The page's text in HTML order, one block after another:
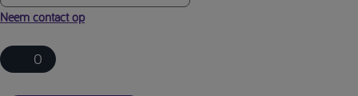
Neem contact op
0